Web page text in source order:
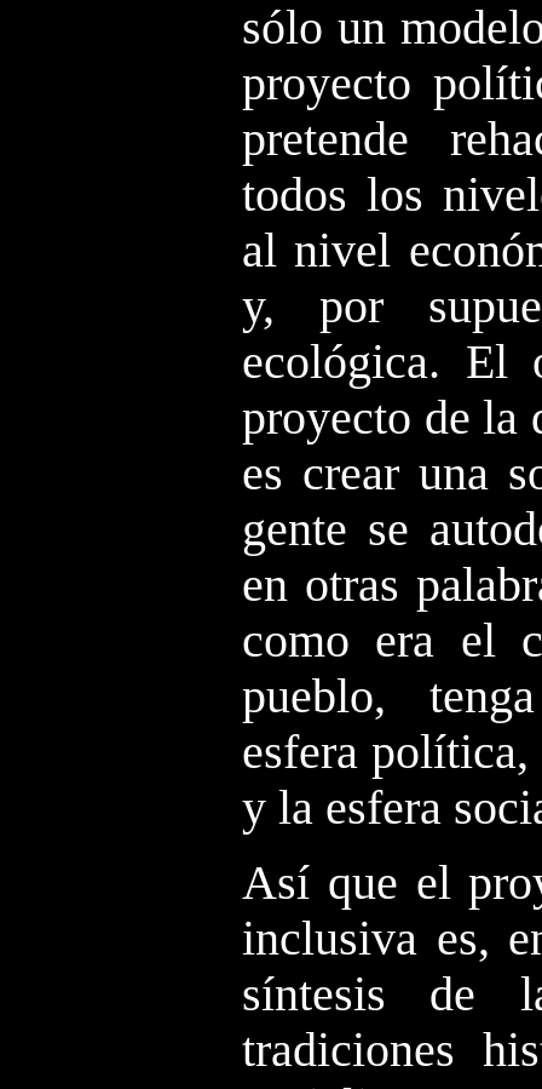
sólo un
proyecto
pretende
todos los
al nivel
y, por
ecológica. El
proyecto de la
es crear una
gente se
en otras
como era el
pueblo,
esfera
y la esfera
Así que el
inclusiva es,
síntesis de
tradiciones